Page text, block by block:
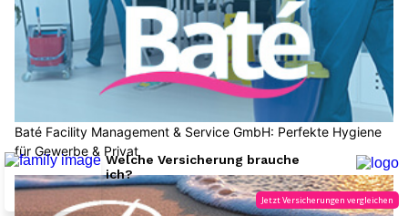
Baté Facility Management & Service GmbH: Perfekte Hygiene
für Gewerbe & Privat